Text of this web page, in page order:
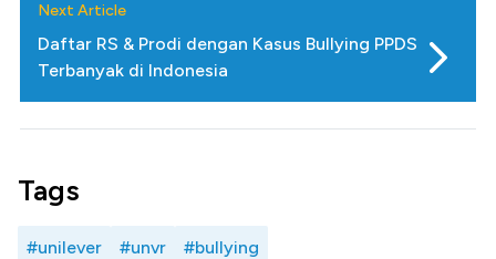
Next Article
Daftar RS & Prodi dengan Kasus Bullying PPDS
Terbanyak di Indonesia
Tags
#unilever #unvr #bullying